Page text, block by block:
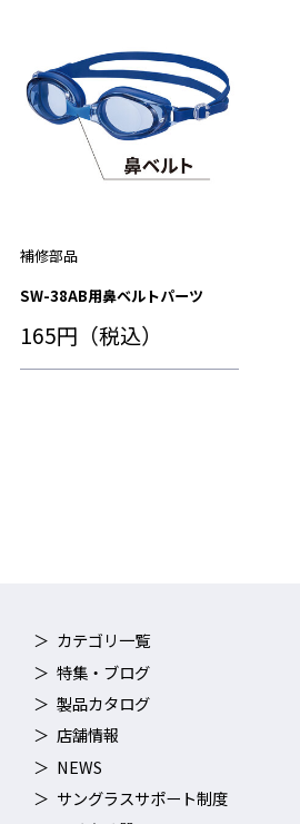
補修部品
SW-38AB用鼻ベルトパーツ
165円（税込）
カテゴリ一覧
特集・ブログ
製品カタログ
店舗情報
NEWS
サングラスサポート制度